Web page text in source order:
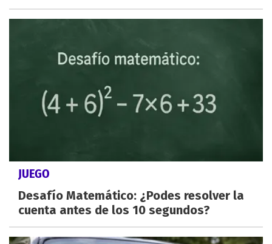
JUEGO
Desafío Matemático: ¿Podes resolver la
cuenta antes de los 10 segundos?